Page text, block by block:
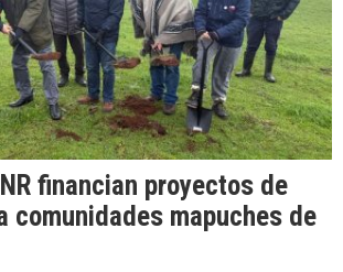
financian proyectos de
comunidades mapuches de